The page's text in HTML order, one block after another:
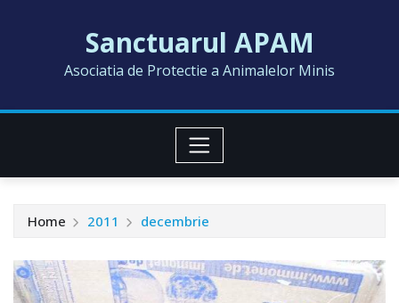
Sanctuarul APAM
Asociatia de Protectie a Animalelor Minis
Home 2011 decembrie